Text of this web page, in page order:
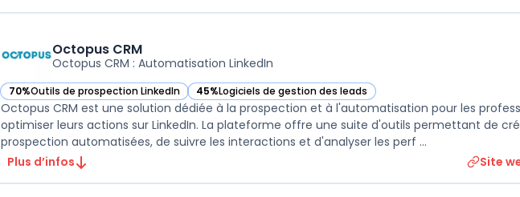
Octopus CRM
Octopus CRM : Automatisation LinkedIn
70%Outils de prospection LinkedIn
— voir Octopus CRM dans cette catégorie
45%Logiciels de gestion des leads
— voir Octopus CRM dans cette catégorie
Octopus CRM est une solution dédiée à la prospection et à l'automatisation pour les
optimiser leurs actions sur LinkedIn. La plateforme offre une suite d'outils permettant de
prospection automatisées, de suivre les interactions et d'analyser les perf ...
Plus d’infos
Site